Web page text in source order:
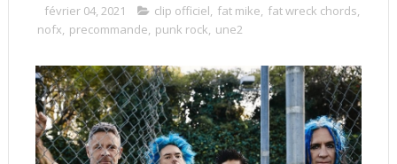
février 04, 2021 clip officiel, fat mike, fat wreck chords,
nofx, precommande, punk rock, une2